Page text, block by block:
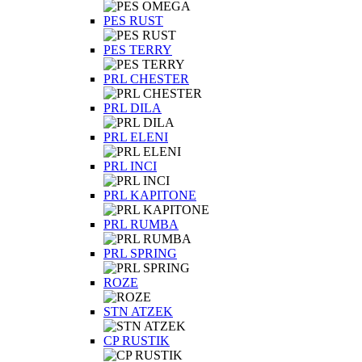
PES RUST
PES TERRY
PRL CHESTER
PRL DILA
PRL ELENI
PRL INCI
PRL KAPITONE
PRL RUMBA
PRL SPRING
ROZE
STN ATZEK
СP RUSTIK